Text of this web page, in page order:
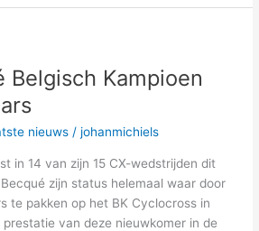
Belgisch Kampioen
nieuws /johanmichiels
in 14 van zijn 15 CX-wedstrijden dit
zijn status helemaal waar door
te pakken op het BK Cyclocross in
prestatie van deze nieuwkomer in de